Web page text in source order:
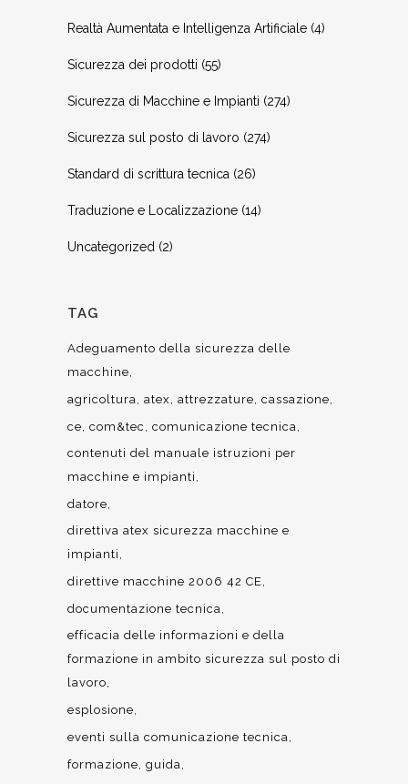
Realtà Aumentata e Intelligenza Artificiale (4)
Sicurezza dei prodotti (55)
Sicurezza di Macchine e Impianti (274)
Sicurezza sul posto di lavoro (274)
Standard di scrittura tecnica (26)
Traduzione e Localizzazione (14)
Uncategorized (2)
TAG
Adeguamento della sicurezza delle
macchine
agricoltura atex attrezzature cassazione
ce com&tec
comunicazione tecnica
contenuti del manuale istruzioni per
macchine e impianti
datore
direttiva atex sicurezza macchine e
impianti
direttive macchine 2006 42 CE
documentazione tecnica
efficacia delle informazioni e della
formazione in ambito sicurezza sul posto di
lavoro
esplosione
eventi sulla comunicazione tecnica
formazione guida